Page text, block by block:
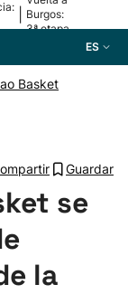
Burgos:
3ª etapa
ES
Basket
Guardar
se
la